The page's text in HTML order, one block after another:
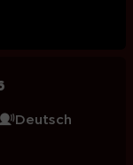
Deutsch